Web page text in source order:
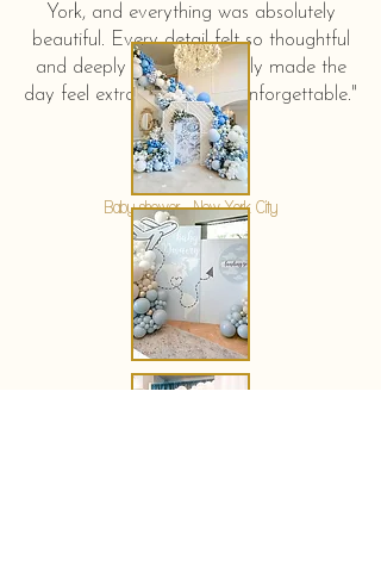
York, and everything was absolutely
beautiful. Every detail felt so thoughtful
and deeply touching. It truly made the
day feel extra special and unforgettable."
KERSTIN HAHN
Baby shower - New York City